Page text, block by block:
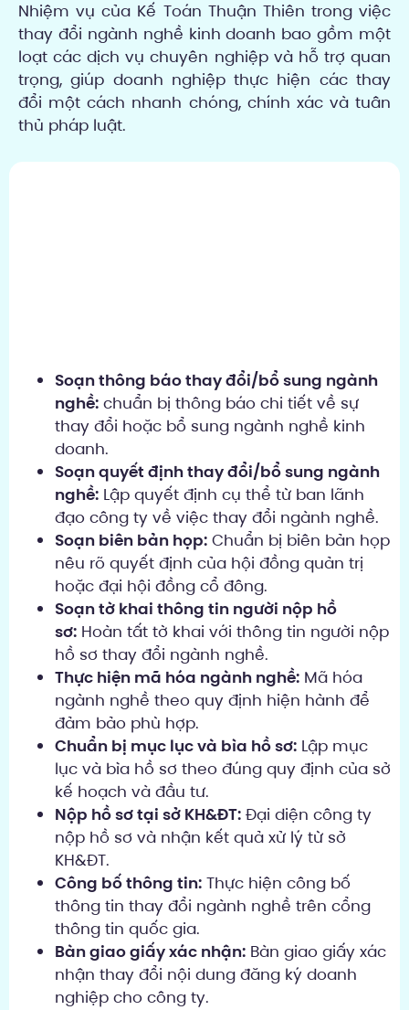
Nhiệm vụ của Kế Toán Thuận Thiên trong việc
thay đổi ngành nghề kinh doanh bao gồm một
loạt các dịch vụ chuyên nghiệp và hỗ trợ quan
trọng, giúp doanh nghiệp thực hiện các thay
đổi một cách nhanh chóng, chính xác và tuân
thủ pháp luật.
Soạn thông báo thay đổi/bổ sung ngành
nghề: chuẩn bị thông báo chi tiết về sự
thay đổi hoặc bổ sung ngành nghề kinh
doanh.
Soạn quyết định thay đổi/bổ sung ngành
nghề: Lập quyết định cụ thể từ ban lãnh
đạo công ty về việc thay đổi ngành nghề.
Soạn biên bản họp: Chuẩn bị biên bản họp
nêu rõ quyết định của hội đồng quản trị
hoặc đại hội đồng cổ đông.
Soạn tờ khai thông tin người nộp hồ
sơ: Hoàn tất tờ khai với thông tin người nộp
hồ sơ thay đổi ngành nghề.
Thực hiện mã hóa ngành nghề: Mã hóa
ngành nghề theo quy định hiện hành để
đảm bảo phù hợp.
Chuẩn bị mục lục và bìa hồ sơ: Lập mục
lục và bìa hồ sơ theo đúng quy định của sở
kế hoạch và đầu tư.
Nộp hồ sơ tại sở KH&ĐT: Đại diện công ty
nộp hồ sơ và nhận kết quả xử lý từ sở
KH&ĐT.
Công bố thông tin: Thực hiện công bố
thông tin thay đổi ngành nghề trên cổng
thông tin quốc gia.
Bàn giao giấy xác nhận: Bàn giao giấy xác
nhận thay đổi nội dung đăng ký doanh
nghiệp cho công ty.